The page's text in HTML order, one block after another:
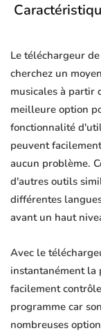
Le téléchargeur
cherchez un
musicales à partir
meilleure option
fonctionnalité
peuvent
aucun problème.
d'autres outils
différentes
avant un haut
Avec le
instantanément la
facilement
programme car
nombreuses